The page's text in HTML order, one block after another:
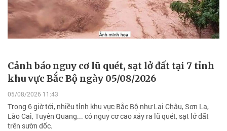
Cảnh báo nguy cơ lũ quét, sạt lở đất tại 7 tỉnh
khu vực Bắc Bộ ngày 05/08/2026
05/08/2026 11:43
Trong 6 giờ tới, nhiều tỉnh khu vực Bắc Bộ như Lai Châu, Sơn La,
Lào Cai, Tuyên Quang... có nguy cơ cao xảy ra lũ quét, sạt lở đất
trên sườn dốc.